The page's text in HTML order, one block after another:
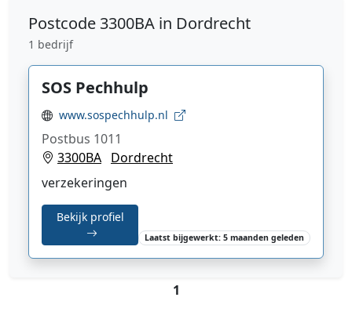
Postcode 3300BA in Dordrecht
1 bedrijf
SOS Pechhulp
www.sospechhulp.nl
Postbus 1011
3300BA Dordrecht
verzekeringen
Bekijk profiel
Laatst bijgewerkt: 5 maanden geleden
1